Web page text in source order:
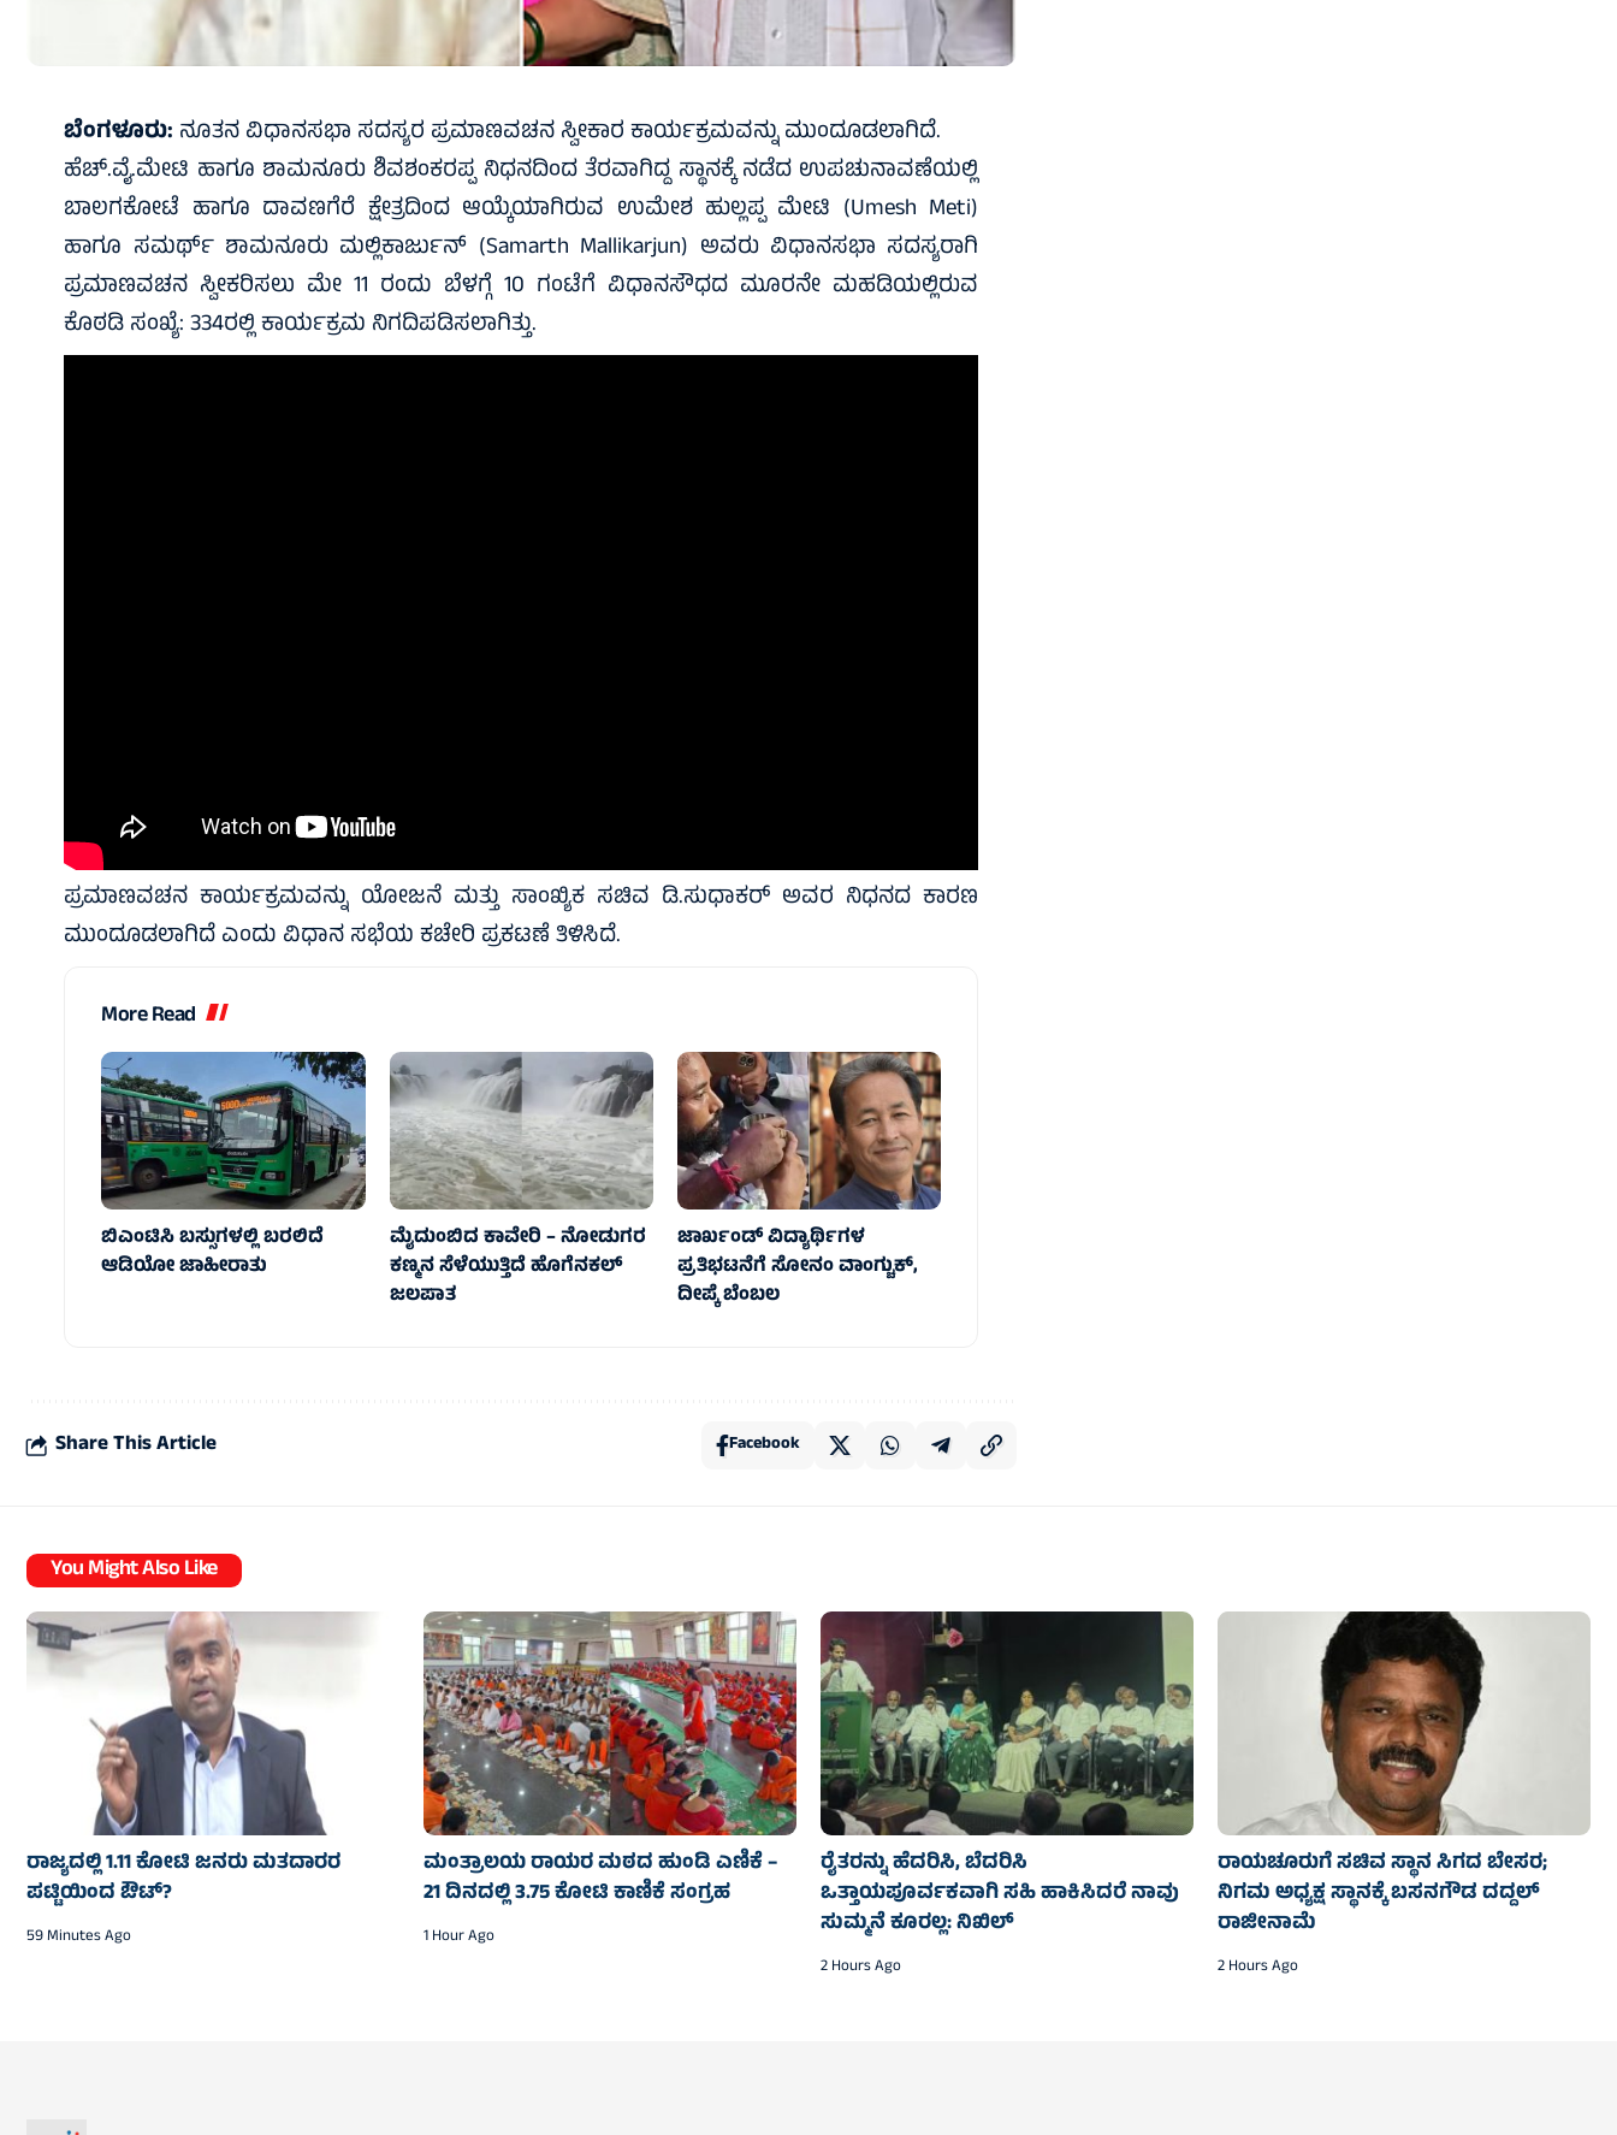
ಬೆಂಗಳೂರು: ನೂತನ ವಿಧಾನಸಭಾ ಸದಸ್ಯರ ಪ್ರಮಾಣವಚನ ಸ್ವೀಕಾರ ಕಾರ್ಯಕ್ರಮವನ್ನು ಮುಂದೂಡಲಾಗಿದೆ.
ಹೆಚ್.ವೈ.ಮೇಟಿ ಹಾಗೂ ಶಾಮನೂರು ಶಿವಶಂಕರಪ್ಪ ನಿಧನದಿಂದ ತೆರವಾಗಿದ್ದ ಸ್ಥಾನಕ್ಕೆ ನಡೆದ ಉಪಚುನಾವಣೆಯಲ್ಲಿ
ಬಾಲಗಕೋಟೆ ಹಾಗೂ ದಾವಣಗೆರೆ ಕ್ಷೇತ್ರದಿಂದ ಆಯ್ಕೆಯಾಗಿರುವ ಉಮೇಶ ಹುಲ್ಲಪ್ಪ ಮೇಟಿ (Umesh Meti)
ಹಾಗೂ ಸಮರ್ಥ್ ಶಾಮನೂರು ಮಲ್ಲಿಕಾರ್ಜುನ್ (Samarth Mallikarjun) ಅವರು ವಿಧಾನಸಭಾ ಸದಸ್ಯರಾಗಿ
ಪ್ರಮಾಣವಚನ ಸ್ವೀಕರಿಸಲು ಮೇ 11 ರಂದು ಬೆಳಗ್ಗೆ 10 ಗಂಟೆಗೆ ವಿಧಾನಸೌಧದ ಮೂರನೇ ಮಹಡಿಯಲ್ಲಿರುವ
ಕೊಠಡಿ ಸಂಖ್ಯೆ: 334ರಲ್ಲಿ ಕಾರ್ಯಕ್ರಮ ನಿಗದಿಪಡಿಸಲಾಗಿತ್ತು.
ಪ್ರಮಾಣವಚನ ಕಾರ್ಯಕ್ರಮವನ್ನು ಯೋಜನೆ ಮತ್ತು ಸಾಂಖ್ಯಿಕ ಸಚಿವ ಡಿ.ಸುಧಾಕರ್ ಅವರ ನಿಧನದ ಕಾರಣ
ಮುಂದೂಡಲಾಗಿದೆ ಎಂದು ವಿಧಾನ ಸಭೆಯ ಕಚೇರಿ ಪ್ರಕಟಣೆ ತಿಳಿಸಿದೆ.
More Read
ಬಿಎಂಟಿಸಿ ಬಸ್ಸುಗಳಲ್ಲಿ ಬರಲಿದೆ
ಆಡಿಯೋ ಜಾಹೀರಾತು
ಮೈದುಂಬಿದ ಕಾವೇರಿ – ನೋಡುಗರ
ಕಣ್ಮನ ಸೆಳೆಯುತ್ತಿದೆ ಹೊಗೆನಕಲ್
ಜಲಪಾತ
ಜಾರ್ಖಂಡ್ ವಿದ್ಯಾರ್ಥಿಗಳ
ಪ್ರತಿಭಟನೆಗೆ ಸೋನಂ ವಾಂಗ್ಚುಕ್,
ದೀಪ್ಕೆ ಬೆಂಬಲ
Share This Article Facebook
You Might Also Like
ರಾಜ್ಯದಲ್ಲಿ 1.11 ಕೋಟಿ ಜನರು ಮತದಾರರ
ಪಟ್ಟಿಯಿಂದ ಔಟ್‌?
59 Minutes Ago
ಮಂತ್ರಾಲಯ ರಾಯರ ಮಠದ ಹುಂಡಿ ಎಣಿಕೆ –
21 ದಿನದಲ್ಲಿ 3.75 ಕೋಟಿ ಕಾಣಿಕೆ ಸಂಗ್ರಹ
1 Hour Ago
ರೈತರನ್ನು ಹೆದರಿಸಿ, ಬೆದರಿಸಿ
ಒತ್ತಾಯಪೂರ್ವಕವಾಗಿ ಸಹಿ ಹಾಕಿಸಿದರೆ ನಾವು
ಸುಮ್ಮನೆ ಕೂರಲ್ಲ: ನಿಖಿಲ್
2 Hours Ago
ರಾಯಚೂರುಗೆ ಸಚಿವ ಸ್ಥಾನ ಸಿಗದ ಬೇಸರ;
ನಿಗಮ ಅಧ್ಯಕ್ಷ ಸ್ಥಾನಕ್ಕೆ ಬಸನಗೌಡ ದದ್ದಲ್‌
ರಾಜೀನಾಮೆ
2 Hours Ago